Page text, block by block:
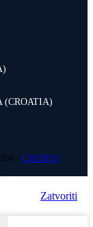
(CROATIA)
- CREDITS
Zatvoriti